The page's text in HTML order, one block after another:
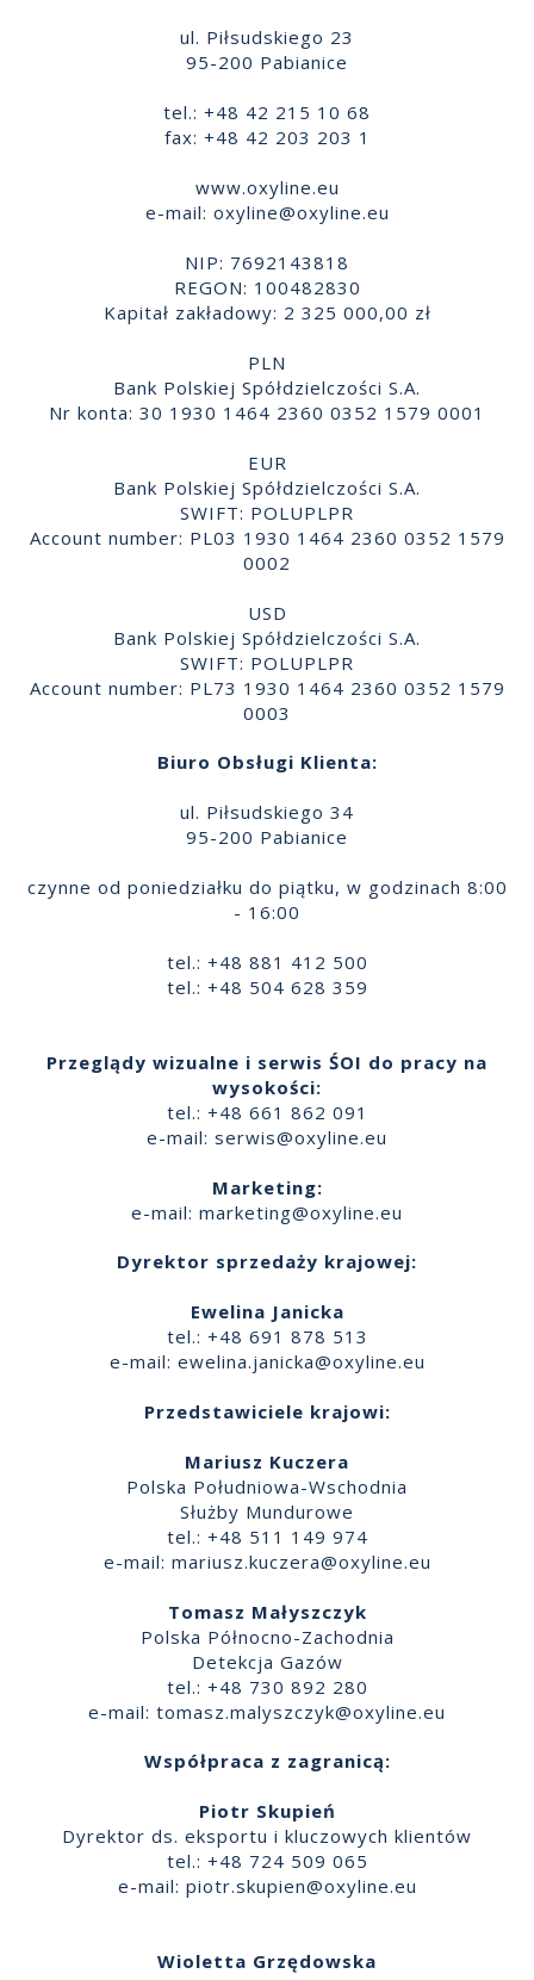
ul. Piłsudskiego 23
95-200 Pabianice
tel.: +48 42 215 10 68
fax: +48 42 203 203 1
www.oxyline.eu
e-mail: oxyline@oxyline.eu
NIP: 7692143818
REGON: 100482830
Kapitał zakładowy: 2 325 000,00 zł
PLN
Bank Polskiej Spółdzielczości S.A.
Nr konta: 30 1930 1464 2360 0352 1579 0001
EUR
Bank Polskiej Spółdzielczości S.A.
SWIFT: POLUPLPR
Account number: PL03 1930 1464 2360 0352 1579
0002
USD
Bank Polskiej Spółdzielczości S.A.
SWIFT: POLUPLPR
Account number: PL73 1930 1464 2360 0352 1579
0003
Biuro Obsługi Klienta:
ul. Piłsudskiego 34
95-200 Pabianice
czynne od poniedziałku do piątku, w godzinach 8:00
- 16:00
tel.: +48 881 412 500
tel.: +48 504 628 359
Przeglądy wizualne i serwis ŚOI do pracy na
wysokości:
tel.: +48 661 862 091
e-mail: serwis@oxyline.eu
Marketing:
e-mail: marketing@oxyline.eu
Dyrektor sprzedaży krajowej:
Ewelina Janicka
tel.: +48 691 878 513
e-mail: ewelina.janicka@oxyline.eu
Przedstawiciele krajowi:
Mariusz Kuczera
Polska Południowa-Wschodnia
Służby Mundurowe
tel.: +48 511 149 974
e-mail: mariusz.kuczera@oxyline.eu
Tomasz Małyszczyk
Polska Północno-Zachodnia
Detekcja Gazów
tel.: +48 730 892 280
e-mail: tomasz.malyszczyk@oxyline.eu
Współpraca z zagranicą:
Piotr Skupień
Dyrektor ds. eksportu i kluczowych klientów
tel.: +48 724 509 065
e-mail: piotr.skupien@oxyline.eu
Wioletta Grzędowska